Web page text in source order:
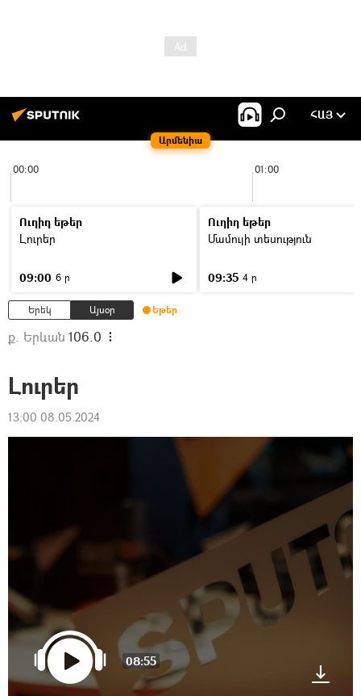
Արմենիա
ՀԱՅ
00:00 01:00
Ուղիղ եթեր
Լուրեր
09:00 6 ր
Ուղիղ եթեր
Մամուլի տեսություն
09:35 4 ր
Երեկ Այսօր Եթեր
ք. Երևան 106.0
Լուրեր
13:00 08.05.2024
08:55